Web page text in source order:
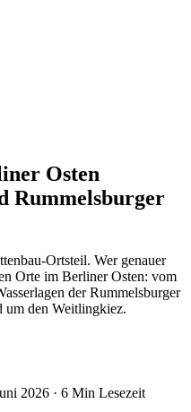
Osten
Rummelsburger
Ortsteil. Wer genauer
Orte im Berliner Osten: vom
der Rummelsburger
um den Weitlingkiez.
2026 · 6 Min Lesezeit